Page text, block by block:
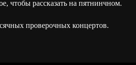
чтобы рассказать на пятнинчном.
проверочных концертов.
56